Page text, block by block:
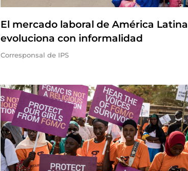
El mercado laboral de América Latina
evoluciona con informalidad
Corresponsal de IPS